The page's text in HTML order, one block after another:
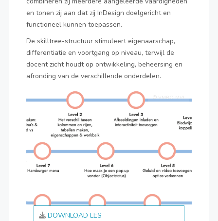
en tonen zij aan dat zij InDesign doelgericht en
functioneel kunnen toepassen.
De skilltree-structuur stimuleert eigenaarschap,
differentiatie en voortgang op niveau, terwijl de
docent zicht houdt op ontwikkeling, beheersing en
afronding van de verschillende onderdelen.
© VMBO MVI
DOWNLOAD LES